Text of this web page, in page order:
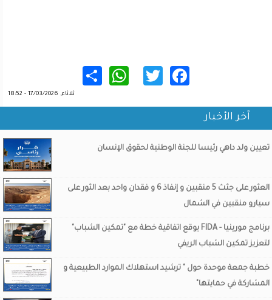
Facebook
Twitter
WhatsApp
ثلاثاء, 17/03/2026 - 18:52
آخر الأخبار
تعيين ولد داهي رئيسا للجنة الوطنية لحقوق الإنسان
العثور على جثث 5 منقبين و إنفاذ 6 و فقدان واحد بعد الثور على
سيارو منقبين في الشمال
برنامج مورينيا - FIDA يوقع اتفاقية خطة مع "تمكين الشباب"
لتعزيز تمكين الشباب الريفي
خطبة جمعة موحدة حول " ترشيد استهلاك الموارد الطبيعية و
المشاركة في حمايتها"